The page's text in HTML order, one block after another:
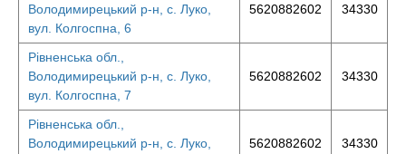
Володимирецький р-н, с. Луко,
вул. Колгоспна, 6
5620882602 34330
Рівненська обл.,
Володимирецький р-н, с. Луко,
вул. Колгоспна, 7
5620882602 34330
Рівненська обл.,
Володимирецький р-н, с. Луко,
5620882602 34330